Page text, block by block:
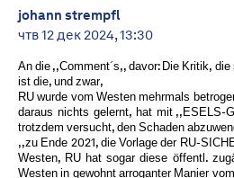
johann strempfl
чтв 12 дек 2024, 13:30
An die ,,Comment´s,, davor: Die Kritik,
ist die, und zwar,
RU wurde vom Westen mehrmals
daraus nichts gelernt, hat mit ,,ESELS-
trotzdem versucht, den Schaden
,,zu Ende 2021, die Vorlage der RU-
Westen, RU hat sogar diese öffentl.
Westen in gewohnt arroganter Manier